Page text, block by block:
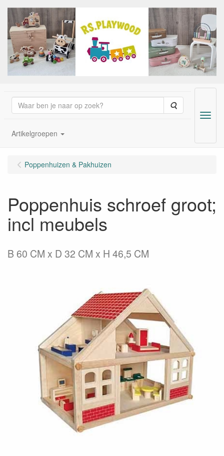
Zoeken
Artikelgroepen
Menu
Poppenhuizen & Pakhuizen
Poppenhuis schroef groot;
incl meubels
B 60 CM x D 32 CM x H 46,5 CM